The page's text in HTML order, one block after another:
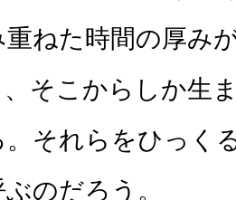
重ねた時間の厚み
そこからしか生
それらをひっく
のだろう。